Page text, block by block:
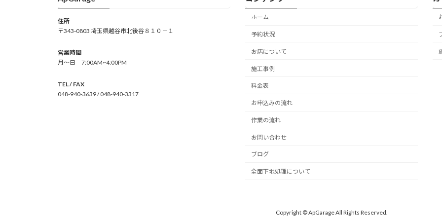
住所
〒343-0803 埼玉県越谷市北後谷８１０－１
営業時間
月～日 7:00AM~4:00PM
TEL / FAX
048-940-3639 / 048-940-3317
ホーム
予約状況
お店について
施工事例
料金表
お申込みの流れ
作業の流れ
お問い合わせ
ブログ
全面下地処理について
Copyright © ApGarage All Rights Reserved.